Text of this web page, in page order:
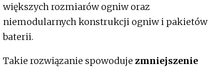
większych rozmiarów ogniw oraz
niemodularnych konstrukcji ogniw i pakietów
baterii.
Takie rozwiązanie spowoduje zmniejszenie